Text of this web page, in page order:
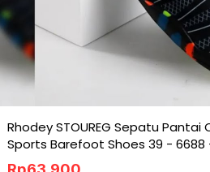
Rhodey STOUREG Sepatu
Sports Barefoot Shoes 39 - 6688